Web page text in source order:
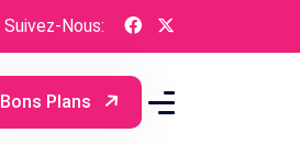
Suivez-Nous:
Bons Plans